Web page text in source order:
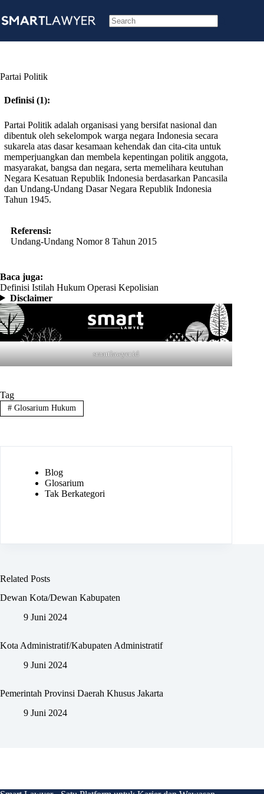
to
content
results
Partai Politik
Definisi (1):
Partai Politik adalah organisasi yang bersifat nasional dan
dibentuk oleh sekelompok warga negara Indonesia secara
sukarela atas dasar kesamaan kehendak dan cita-cita untuk
memperjuangkan dan membela kepentingan politik anggota,
masyarakat, bangsa dan negara, serta memelihara keutuhan
Negara Kesatuan Republik Indonesia berdasarkan Pancasila
dan Undang-Undang Dasar Negara Republik Indonesia
Tahun 1945.
Referensi:
Undang-Undang Nomor 8 Tahun 2015
Baca juga:
Definisi Istilah Hukum Operasi Kepolisian
Disclaimer
smartlawyer.id
Tag
#Glosarium Hukum
Blog
Glosarium
Tak Berkategori
Related Posts
Dewan Kota/Dewan Kabupaten
9 Juni 2024
Kota Administratif/Kabupaten Administratif
9 Juni 2024
Pemerintah Provinsi Daerah Khusus Jakarta
9 Juni 2024